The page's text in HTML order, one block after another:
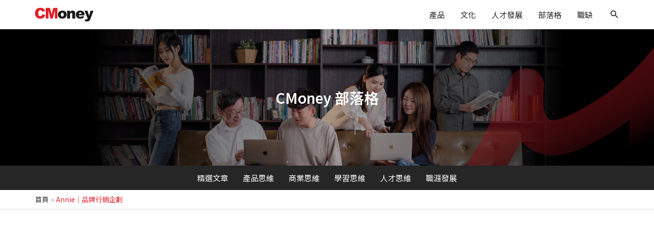
主
產品 文化 人才發展 部落格 職缺
搜
尋
CMoney 部落格
精選文章 產品思維 商業思維 學習思維 人才思維 職涯發展
首頁 Annie｜品牌行銷企劃